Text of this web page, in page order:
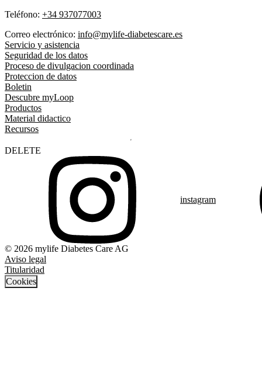
Teléfono: +34 937077003
Correo electrónico: info@mylife-diabetescare.es
Servicio y asistencia
Seguridad de los datos
Proceso de divulgacion coordinada
Proteccion de datos
Boletin
Descubre myLoop
Productos
Material didactico
Recursos
DELETE
instagram
© 2026 mylife Diabetes Care AG
Aviso legal
Titularidad
Cookies